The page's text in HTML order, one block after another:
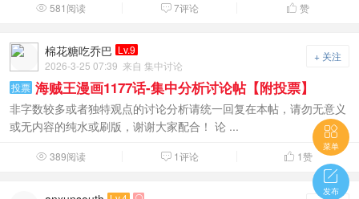
 581阅读  7评论  赞
+ 关注
棉花糖吃乔巴 Lv.9
2026-3-25 07:39 来自 集中讨论
投票 海贼王漫画1177话-集中分析讨论帖【附投票】
非字数较多或者独特观点的讨论分析请统一回复在本帖，请勿无意义
或无内容的纯水或刷版，谢谢大家配合！ 论 ...
 389阅读  1评论  1赞

菜单

发布